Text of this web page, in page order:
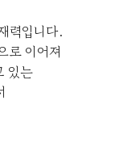
력입니다.
로 이어져
있는